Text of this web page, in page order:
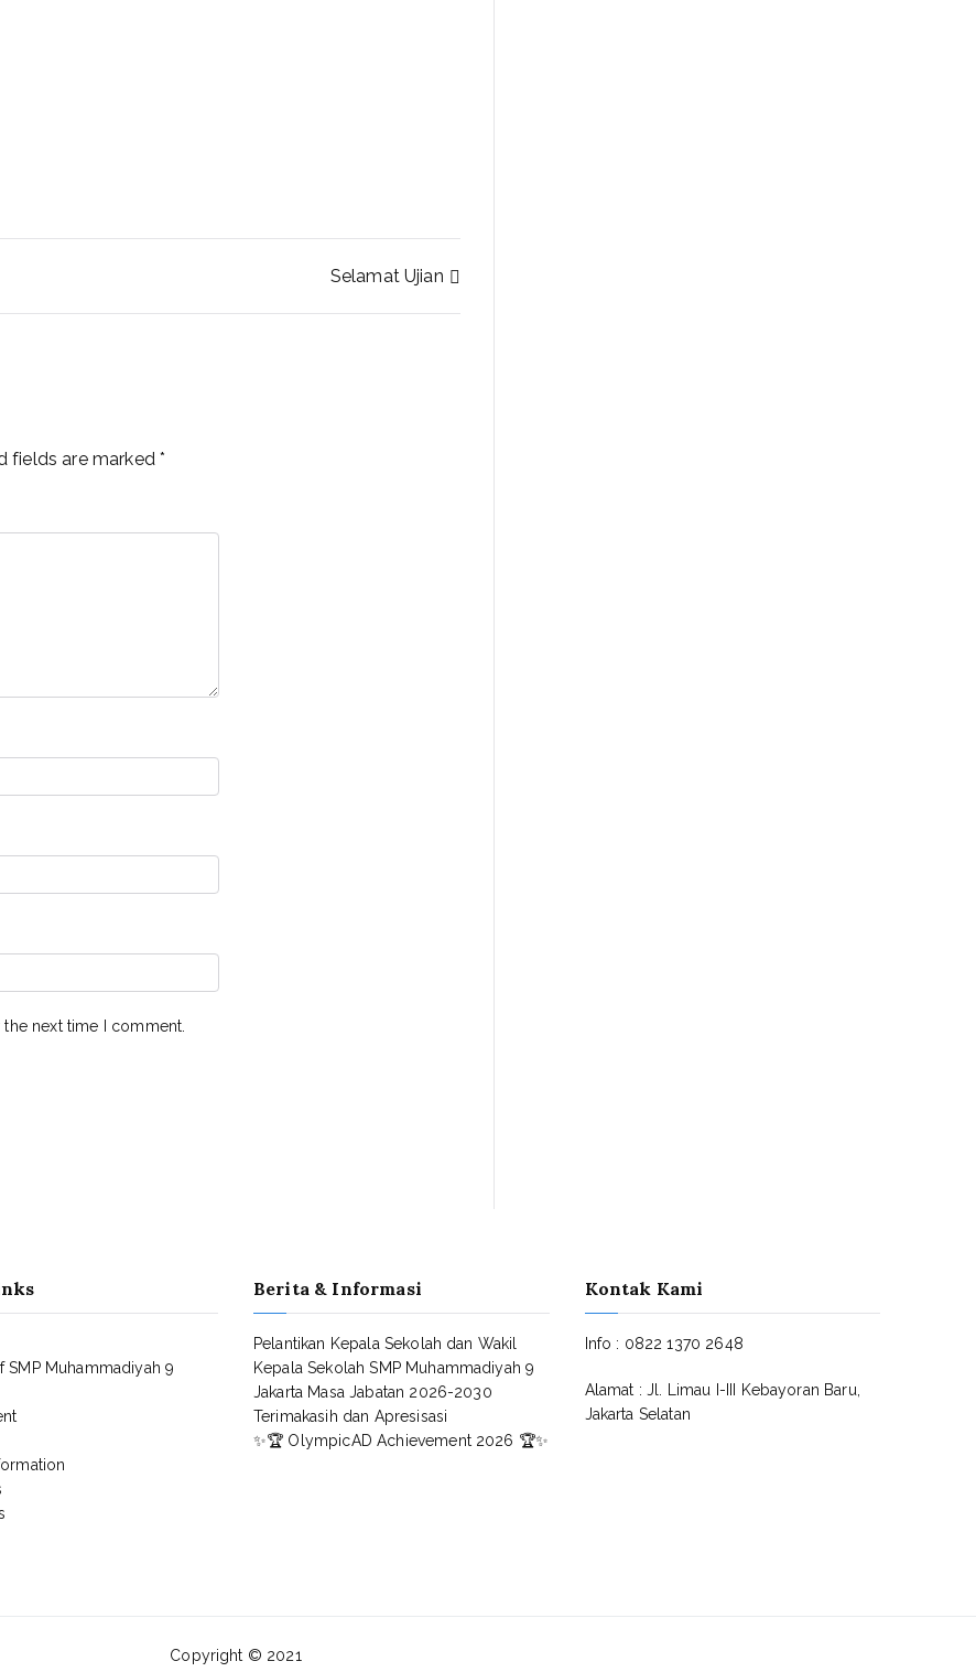
Selamat Ujian
fields are marked*
next time I comment.
SMP Muhammadiyah 9
Berita & Informasi
Pelantikan Kepala Sekolah dan Wakil
Kepala Sekolah SMP Muhammadiyah 9
Jakarta Masa Jabatan 2026-2030
Terimakasih dan Apresisasi
✨🏆 OlympicAD Achievement 2026 🏆✨
Kontak Kami
Info : 0822 1370 2648
Alamat : Jl. Limau I-III Kebayoran Baru,
Jakarta Selatan
Copyright © 2021